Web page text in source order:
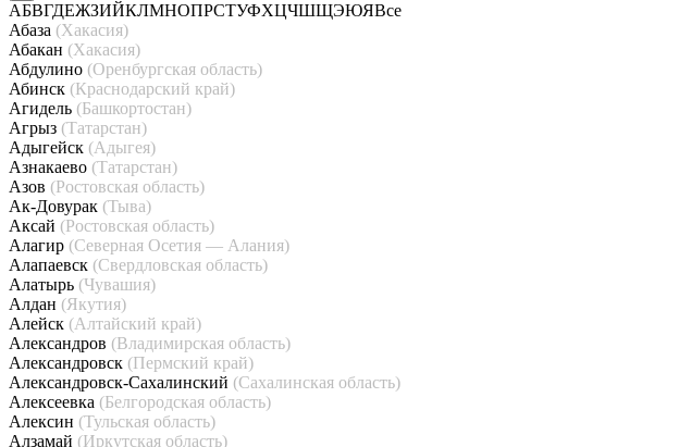
АБВГДЕЖЗИЙКЛМНОПРСТУФХЦЧШЩЭЮЯВсе
Абаза (Хакасия)
Абакан (Хакасия)
Абдулино (Оренбургская область)
Абинск (Краснодарский край)
Агидель (Башкортостан)
Агрыз (Татарстан)
Адыгейск (Адыгея)
Азнакаево (Татарстан)
Азов (Ростовская область)
Ак-Довурак (Тыва)
Аксай (Ростовская область)
Алагир (Северная Осетия — Алания)
Алапаевск (Свердловская область)
Алатырь (Чувашия)
Алдан (Якутия)
Алейск (Алтайский край)
Александров (Владимирская область)
Александровск (Пермский край)
Александровск-Сахалинский (Сахалинская область)
Алексеевка (Белгородская область)
Алексин (Тульская область)
Алзамай (Иркутская область)